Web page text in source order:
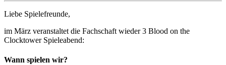
Liebe Spielefreunde,
im März veranstaltet die Fachschaft wieder 3 Blood on the
Clocktower Spieleabend:
Wann spielen wir?